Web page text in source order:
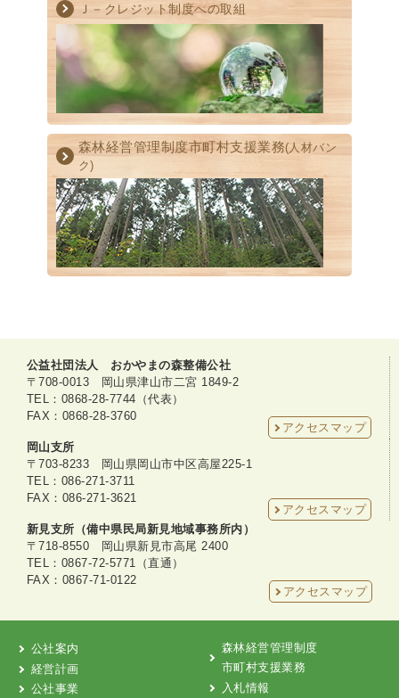
Ｊ－クレジット制度への取組
森林経営管理制度市町村支援業務(人材バン
ク)
公益社団法人 おかやまの森整備公社
〒708-0013 岡山県津山市二宮 1849-2
TEL：0868-28-7744（代表）
FAX：0868-28-3760
アクセスマップ
岡山支所
〒703-8233 岡山県岡山市中区高屋225-1
TEL：086-271-3711
FAX：086-271-3621
アクセスマップ
新見支所（備中県民局新見地域事務所内）
〒718-8550 岡山県新見市高尾 2400
TEL：0867-72-5771（直通）
FAX：0867-71-0122
アクセスマップ
公社案内
経営計画
公社事業
森林経営管理制度
市町村支援業務
入札情報